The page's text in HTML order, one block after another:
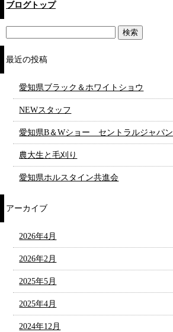
ブログトップ
最近の投稿
愛知県ブラック＆ホワイトショウ
NEWスタッフ
愛知県B＆Wショー セントラルジャパン
農大生と毛刈り
愛知県ホルスタイン共進会
アーカイブ
2026年4月
2026年2月
2025年5月
2025年4月
2024年12月